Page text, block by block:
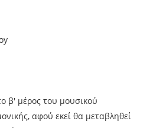
β' μέρος του μουσικού
αφού εκεί θα μεταβληθεί